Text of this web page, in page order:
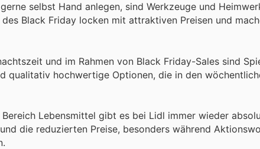
selbst Hand anlegen, sind Werkzeuge und
Black Friday locken mit attraktiven Preisen und
und im Rahmen von Black Friday-Sales sind
hochwertige Optionen, die in den
Bereich Lebensmittel gibt es bei Lidl immer wieder
die reduzierten Preise, besonders während